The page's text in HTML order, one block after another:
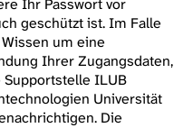
Ihr Passwort vor
geschützt ist. Im Falle
um eine
Ihrer Zugangsdaten,
ILUB
Universität
Die